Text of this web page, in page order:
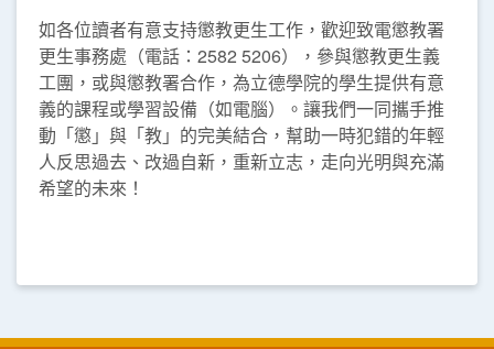
如各位讀者有意支持懲教更生工作，歡迎致電懲教署
更生事務處（電話：2582 5206），參與懲教更生義
工團，或與懲教署合作，為立德學院的學生提供有意
義的課程或學習設備（如電腦）。讓我們一同攜手推
動「懲」與「教」的完美結合，幫助一時犯錯的年輕
人反思過去、改過自新，重新立志，走向光明與充滿
希望的未來！